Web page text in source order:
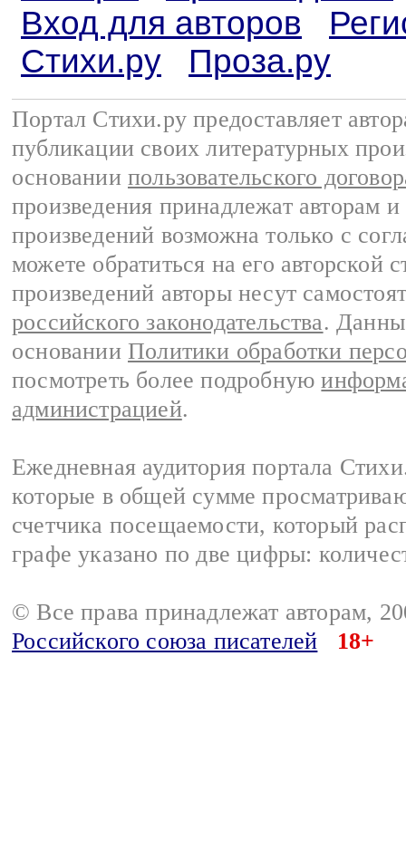
Вход для авторов
Стихи.ру
Проза.ру
Портал Стихи.ру предоставляет
публикации своих литературных
основании пользовательского
произведения принадлежат авторам
произведений возможна только с
можете обратиться на его авторской
произведений авторы несут
российского законодательства.
основании Политики обработки
посмотреть более подробную
администрацией.
Ежедневная аудитория портала
которые в общей сумме
счетчика посещаемости, который
графе указано по две цифры:
© Все права принадлежат авторам,
Российского союза писателей
18+